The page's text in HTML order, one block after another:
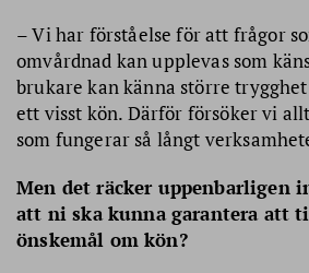
– Vi har förståelse för att frågor
omvårdnad kan upplevas som
brukare kan känna större
ett visst kön. Därför försöker vi
som fungerar så långt
Men det räcker uppenbarligen
att ni ska kunna garantera att
önskemål om kön?